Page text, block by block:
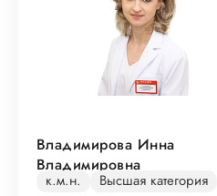
Владимирова Инна
Владимировна
к.м.н. Высшая категория